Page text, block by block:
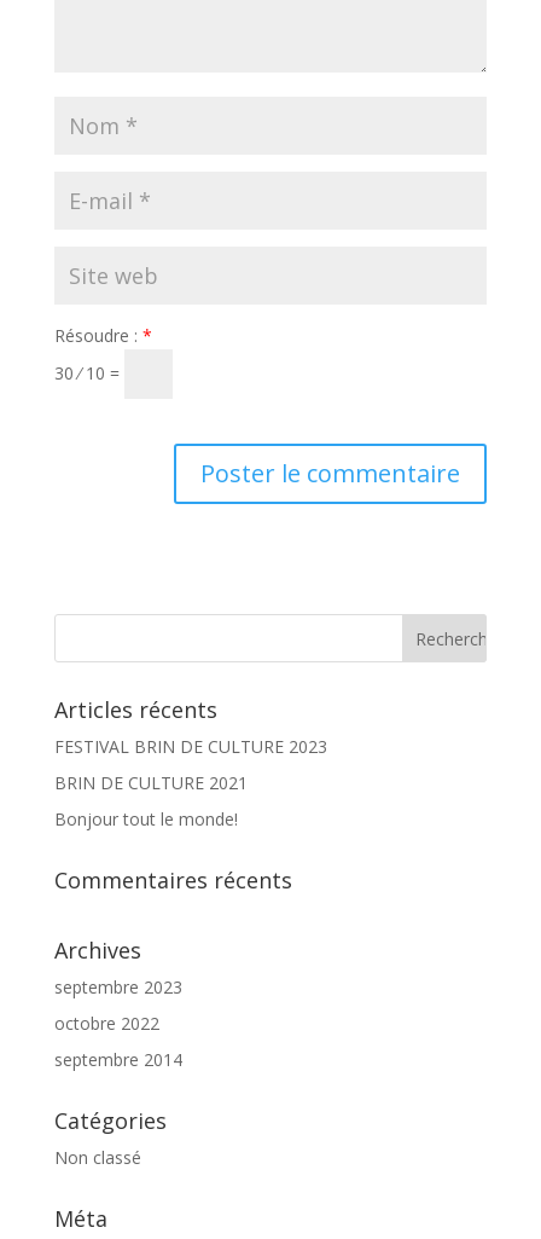
Résoudre : *
30 ⁄ 10 =
Articles récents
FESTIVAL BRIN DE CULTURE 2023
BRIN DE CULTURE 2021
Bonjour tout le monde!
Commentaires récents
Archives
septembre 2023
octobre 2022
septembre 2014
Catégories
Non classé
Méta